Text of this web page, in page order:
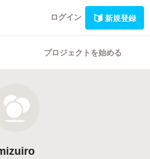
ログイン 新規登録
プロジェクトを始める